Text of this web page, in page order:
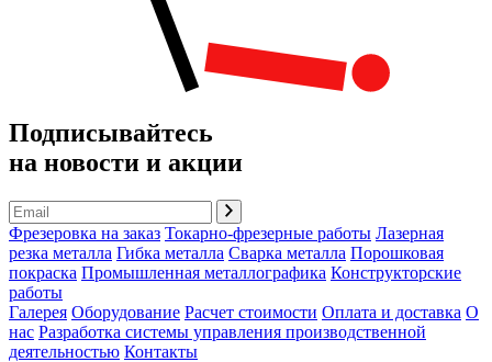
Подписывайтесь
на новости и акции
Фрезеровка на заказ Токарно-фрезерные работы Лазерная
резка металла Гибка металла Сварка металла Порошковая
покраска Промышленная металлографика Конструкторские
работы
Галерея Оборудование Расчет стоимости Оплата и доставка О
нас Разработка системы управления производственной
деятельностью Контакты